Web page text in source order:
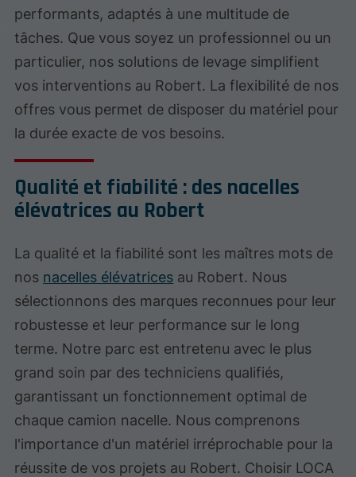
performants, adaptés à une multitude de
tâches. Que vous soyez un professionnel ou un
particulier, nos solutions de levage simplifient
vos interventions au Robert. La flexibilité de nos
offres vous permet de disposer du matériel pour
la durée exacte de vos besoins.
Qualité et fiabilité : des nacelles
élévatrices au Robert
La qualité et la fiabilité sont les maîtres mots de
nos nacelles élévatrices au Robert. Nous
sélectionnons des marques reconnues pour leur
robustesse et leur performance sur le long
terme. Notre parc est entretenu avec le plus
grand soin par des techniciens qualifiés,
garantissant un fonctionnement optimal de
chaque camion nacelle. Nous comprenons
l'importance d'un matériel irréprochable pour la
réussite de vos projets au Robert. Choisir LOCA